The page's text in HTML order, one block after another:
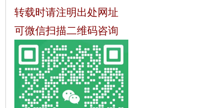
转载时请注明出处网址
可微信扫描二维码咨询